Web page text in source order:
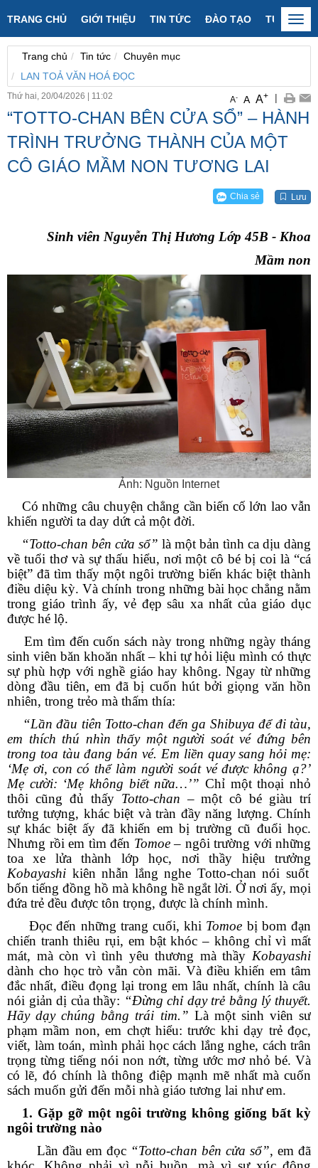
TRANG CHỦ GIỚI THIỆU TIN TỨC ĐÀO TẠO TUYỂN
Trang chủ Tin tức
Chuyên mục
LAN TOẢ VĂN HOÁ ĐỌC
Thứ hai, 20/04/2026 11:02 A- A A+ |
“TOTTO-CHAN BÊN CỬA SỔ” – HÀNH
TRÌNH TRƯỞNG THÀNH CỦA MỘT
CÔ GIÁO MẦM NON TƯƠNG LAI
Chia sẻ Lưu
Sinh viên Nguyễn Thị Hương Lớp 45B - Khoa
Mầm non
Ảnh: Nguồn Internet
Có những câu chuyện chẳng cần biến cố lớn lao vẫn
khiến người ta day dứt cả một đời.
“Totto-chan bên cửa sổ” là một bản tình ca dịu dàng
về tuổi thơ và sự thấu hiểu, nơi một cô bé bị coi là “cá
biệt” đã tìm thấy một ngôi trường biến khác biệt thành
điều diệu kỳ. Và chính trong những bài học chẳng nằm
trong giáo trình ấy, vẻ đẹp sâu xa nhất của giáo dục
được hé lộ.
Em tìm đến cuốn sách này trong những ngày tháng
sinh viên băn khoăn nhất – khi tự hỏi liệu mình có thực
sự phù hợp với nghề giáo hay không. Ngay từ những
dòng đầu tiên, em đã bị cuốn hút bởi giọng văn hồn
nhiên, trong trẻo mà thấm thía:
“Lần đầu tiên Totto-chan đến ga Shibuya để đi tàu,
em thích thú nhìn thấy một người soát vé đứng bên
trong toa tàu đang bán vé. Em liền quay sang hỏi mẹ:
‘Mẹ ơi, con có thể làm người soát vé được không ạ?’
Mẹ cười: ‘Mẹ không biết nữa…’” Chỉ một thoại nhỏ
thôi cũng đủ thấy Totto-chan – một cô bé giàu trí
tưởng tượng, khác biệt và tràn đầy năng lượng. Chính
sự khác biệt ấy đã khiến em bị trường cũ đuổi học.
Nhưng rồi em tìm đến Tomoe– ngôi trường với những
toa xe lửa thành lớp học, nơi thầy hiệu trưởng
Kobayashi kiên nhẫn lắng nghe Totto-chan nói suốt
bốn tiếng đồng hồ mà không hề ngắt lời. Ở nơi ấy, mọi
đứa trẻ đều được tôn trọng, được là chính mình.
Đọc đến những trang cuối, khi Tomoe bị bom đạn
chiến tranh thiêu rụi, em bật khóc – không chỉ vì mất
mát, mà còn vì tình yêu thương mà thầy Kobayashi
dành cho học trò vẫn còn mãi. Và điều khiến em tâm
đắc nhất, điều đọng lại trong em lâu nhất, chính là câu
nói giản dị của thầy: “Đừng chỉ dạy trẻ bằng lý thuyết.
Hãy dạy chúng bằng trái tim.” Là một sinh viên sư
phạm mầm non, em chợt hiểu: trước khi dạy trẻ đọc,
viết, làm toán, mình phải học cách lắng nghe, cách trân
trọng từng tiếng nói non nớt, từng ước mơ nhỏ bé. Và
có lẽ, đó chính là thông điệp mạnh mẽ nhất mà cuốn
sách muốn gửi đến mỗi nhà giáo tương lai như em.
1. Gặp gỡ một ngôi trường không giống bất kỳ
ngôi trường nào
Lần đầu em đọc “Totto-chan bên cửa sổ”, em đã